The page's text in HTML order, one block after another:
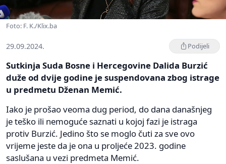
Foto: F. K./Klix.ba
29.09.2024. Podijeli
Sutkinja Suda Bosne i Hercegovine Dalida Burzić
duže od dvije godine je suspendovana zbog istrage
u predmetu Dženan Memić.
Iako je prošao veoma dug period, do dana današnjeg
je teško ili nemoguće saznati u kojoj fazi je istraga
protiv Burzić. Jedino što se moglo čuti za sve ovo
vrijeme jeste da je ona u proljeće 2023. godine
saslušana u vezi predmeta Memić.